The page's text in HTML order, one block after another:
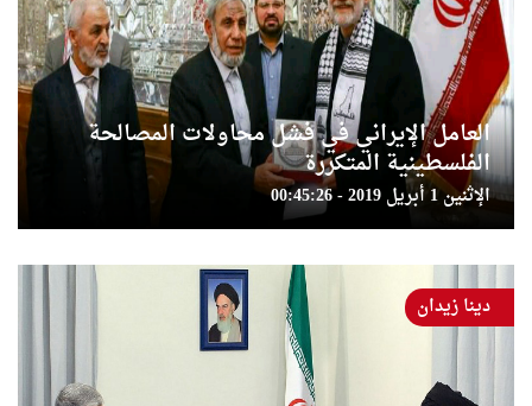
العامل الإيراني في فشل محاولات المصالحة
الفلسطينية المتكررة
الإثنين 1 أبريل 2019 - 00:45:26
دينا زيدان